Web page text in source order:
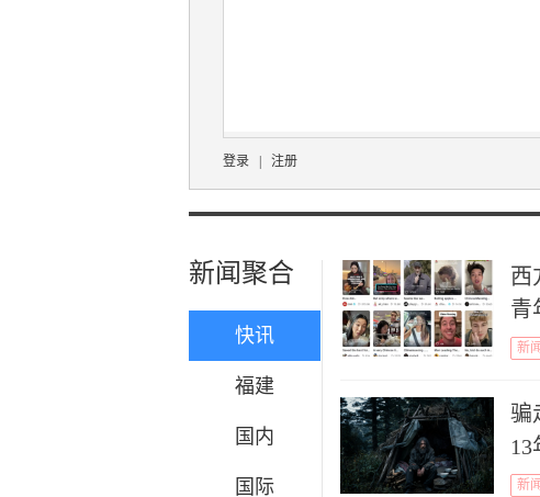
登录 | 注册
新闻聚合
快讯
福建
国内
国际
西
青
新
骗
新